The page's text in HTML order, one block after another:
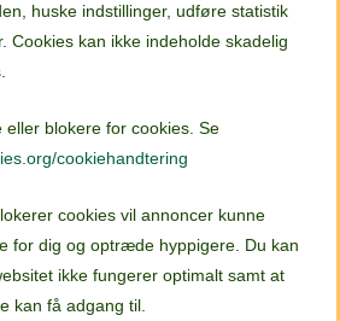
huske indstillinger, udføre statistik
Cookies kan ikke indeholde skadelig
eller blokere for cookies. Se
cookiehandtering
cookies vil annoncer kunne
for dig og optræde hyppigere. Du kan
ikke fungerer optimalt samt at
kan få adgang til.